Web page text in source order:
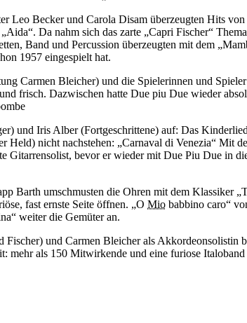
Leo Becker und Carola Disam überzeugten Hits
Da nahm sich das zarte „Capri Fischer“
Band und Percussion überzeugten mit dem
1957 eingespielt hat.
Carmen Bleicher) und die Spielerinnen und
frisch. Dazwischen hatte Due piu Due wieder
und Iris Alber (Fortgeschrittene) auf: Das
nicht nachstehen: „Carnaval di Venezia“ Mit
Gitarrensolist, bevor er wieder mit Due Piu Due in
Barth umschmusten die Ohren mit dem
fast ernste Seite öffnen. „O Mio babbino caro“
weiter die Gemüter an.
und Carmen Bleicher als Akkordeonsolistin
mehr als 150 Mitwirkende und eine furiose Italoband